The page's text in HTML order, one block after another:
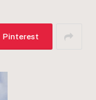
Pinterest